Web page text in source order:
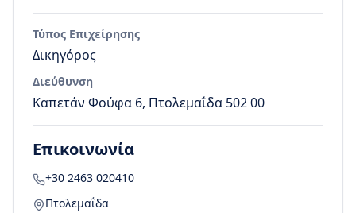
Τύπος Επιχείρησης
Δικηγόρος
Διεύθυνση
Καπετάν Φούφα 6, Πτολεμαΐδα 502 00
Επικοινωνία
+30 2463 020410
Πτολεμαΐδα